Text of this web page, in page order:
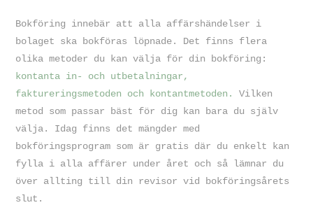
Bokföring innebär att alla affärshändelser i
bolaget ska bokföras löpnade. Det finns flera
olika metoder du kan välja för din bokföring:
kontanta in- och utbetalningar,
faktureringsmetoden och kontantmetoden.
Vilken
metod som passar bäst för dig kan bara du själv
välja. Idag finns det mängder med
bokföringsprogram som är gratis där du enkelt kan
fylla i alla affärer under året och så lämnar du
över allting till din revisor vid bokföringsårets
slut.